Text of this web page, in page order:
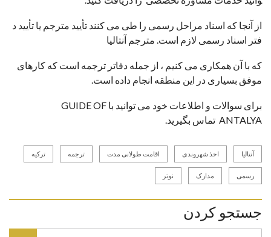
از آنجا که اسناد مراحل رسمی را طی می کنند تأیید مترجم یا تأیید د
فتر اسناد رسمی لازم است. مترجم آنتالیا
که با آن همکاری می کنیم ، از جمله دفاتر ترجمه است که کارهای
موفق بسیاری در این منطقه انجام داده است.
برای سوالات و اطلاعات خود می توانید با GUIDE OF
ANTALYA تماس بگیرید.
آنتالیا اخذ شهروندی اقامت طولانی مدت ترجمه ترکیه
رسمی مدارک نوتر
جستجو کردن